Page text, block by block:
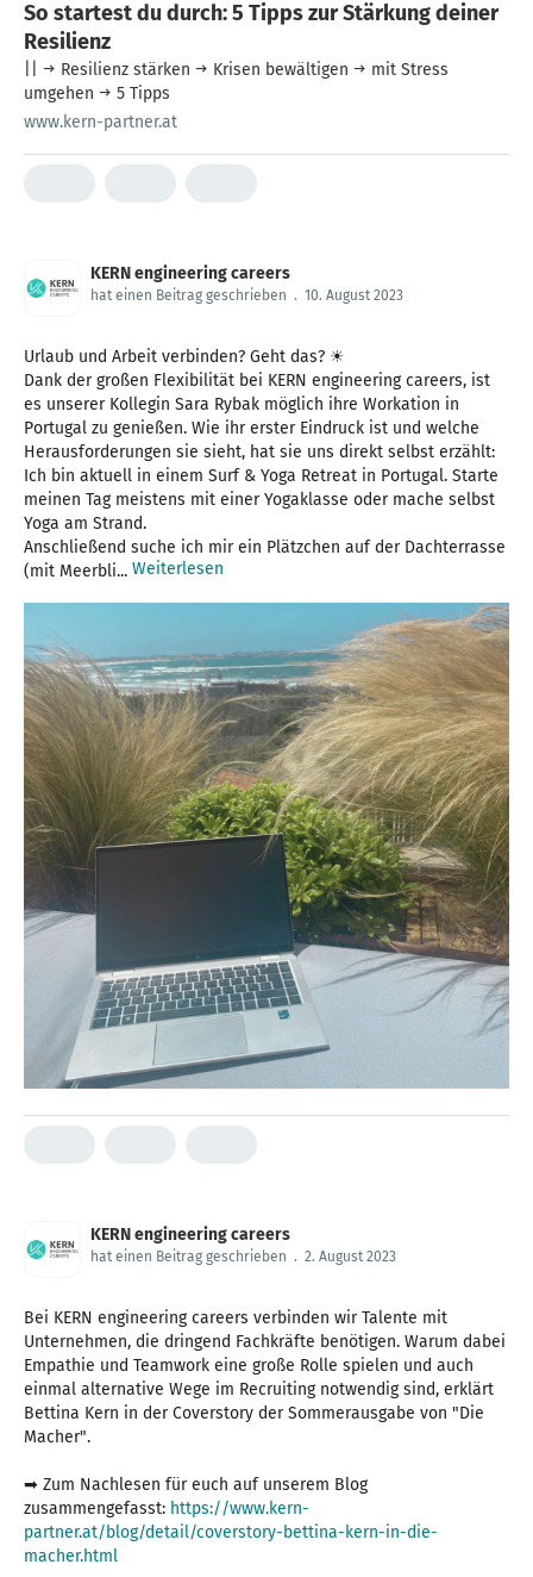
So startest du durch: 5 Tipps zur Stärkung deiner
Resilienz
|| → Resilienz stärken → Krisen bewältigen → mit Stress
umgehen → 5 Tipps
www.kern-partner.at
KERN engineering careers
hat einen Beitrag geschrieben . 10. August 2023
Urlaub und Arbeit verbinden? Geht das? ☀
Dank der großen Flexibilität bei KERN engineering careers, ist
es unserer Kollegin Sara Rybak möglich ihre Workation in
Portugal zu genießen. Wie ihr erster Eindruck ist und welche
Herausforderungen sie sieht, hat sie uns direkt selbst erzählt:
Ich bin aktuell in einem Surf & Yoga Retreat in Portugal. Starte
meinen Tag meistens mit einer Yogaklasse oder mache selbst
Yoga am Strand.
Anschließend suche ich mir ein Plätzchen auf der Dachterrasse
(mit Meerbli... Weiterlesen
KERN engineering careers
hat einen Beitrag geschrieben . 2. August 2023
Bei KERN engineering careers verbinden wir Talente mit
Unternehmen, die dringend Fachkräfte benötigen. Warum dabei
Empathie und Teamwork eine große Rolle spielen und auch
einmal alternative Wege im Recruiting notwendig sind, erklärt
Bettina Kern in der Coverstory der Sommerausgabe von "Die
Macher".
➡ Zum Nachlesen für euch auf unserem Blog
zusammengefasst: https://www.kern-
partner.at/blog/detail/coverstory-bettina-kern-in-die-
macher.html